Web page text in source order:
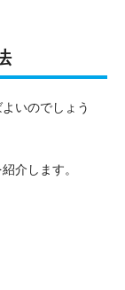
いのでしょう
介します。